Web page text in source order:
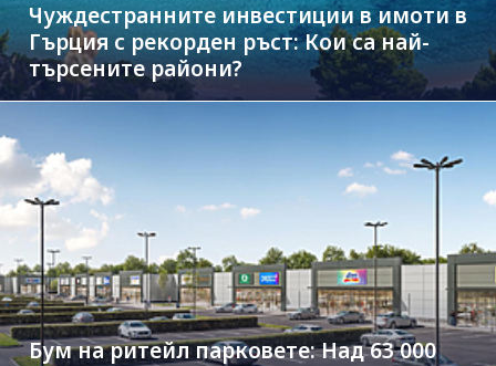
Чуждестранните инвестиции в имоти в
Гърция с рекорден ръст: Кои са най-
търсените райони?
Бум на ритейл парковете: Над 63 000